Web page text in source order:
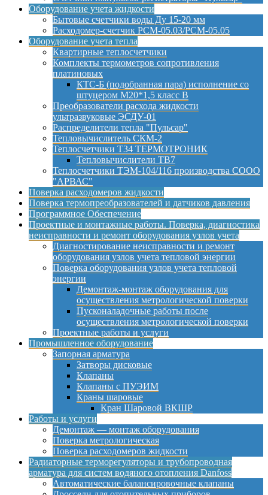
Оборудование учета жидкости
Бытовые счетчики воды Ду 15-20 мм
Расходомер-счетчик РСМ-05.03/РСМ-05.05
Оборудование учета тепла
Квартирные теплосчетчики
Комплекты термометров сопротивления
платиновых
КТС-Б (подобранная пара) исполнение со
штуцером М20*1,5 класс B
Преобразователи расхода жидкости
ультразвуковые ЭСДУ-01
Распределители тепла "Пульсар"
Тепловычислитель СКМ-2
Теплосчетчики Т34 ТЕРМОТРОНИК
Тепловычислители ТВ7
Теплосчетчики ТЭМ-104/116 производства СООО
"АРВАС"
Поверка расходомеров жидкости
Поверка термопреобразователей и датчиков давления
Программное Обеспечение
Проектные и монтажные работы. Поверка, диагностика
неисправности и ремонт оборудования узлов учета
Диагностирование неисправности и ремонт
оборудования узлов учета тепловой энергии
Поверка оборудования узлов учета тепловой
энергии
Демонтаж-монтаж оборудования для
осуществления метрологической поверки
Пусконаладочные работы после
осуществления метрологической поверки
Проектные работы и услуги
Промышленное оборудование
Запорная арматура
Затворы дисковые
Клапаны
Клапаны с ПУЭИМ
Краны шаровые
Кран Шаровой ВКШР
Работы и услуги
Демонтаж — монтаж оборудования
Поверка метрологическая
Поверка расходомеров жидкости
Радиаторные терморегуляторы и трубопроводная
арматура для систем водяного отопления Danfoss
Автоматические балансировочные клапаны